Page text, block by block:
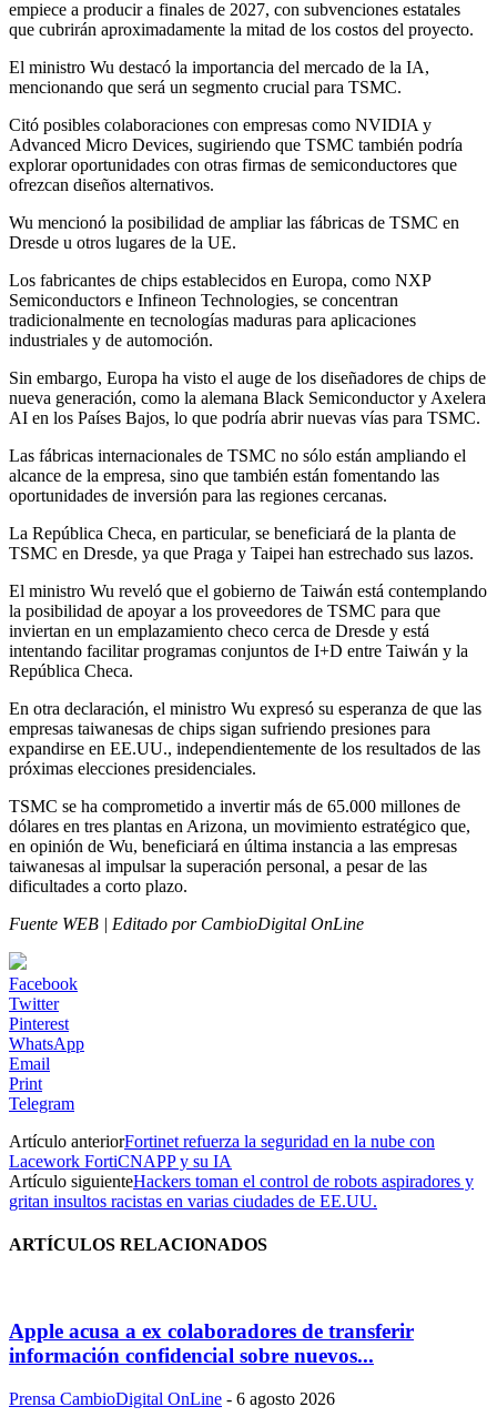
empiece a producir a finales de 2027, con subvenciones estatales
que cubrirán aproximadamente la mitad de los costos del proyecto.
El ministro Wu destacó la importancia del mercado de la IA,
mencionando que será un segmento crucial para TSMC.
Citó posibles colaboraciones con empresas como NVIDIA y
Advanced Micro Devices, sugiriendo que TSMC también podría
explorar oportunidades con otras firmas de semiconductores que
ofrezcan diseños alternativos.
Wu mencionó la posibilidad de ampliar las fábricas de TSMC en
Dresde u otros lugares de la UE.
Los fabricantes de chips establecidos en Europa, como NXP
Semiconductors e Infineon Technologies, se concentran
tradicionalmente en tecnologías maduras para aplicaciones
industriales y de automoción.
Sin embargo, Europa ha visto el auge de los diseñadores de chips de
nueva generación, como la alemana Black Semiconductor y Axelera
AI en los Países Bajos, lo que podría abrir nuevas vías para TSMC.
Las fábricas internacionales de TSMC no sólo están ampliando el
alcance de la empresa, sino que también están fomentando las
oportunidades de inversión para las regiones cercanas.
La República Checa, en particular, se beneficiará de la planta de
TSMC en Dresde, ya que Praga y Taipei han estrechado sus lazos.
El ministro Wu reveló que el gobierno de Taiwán está contemplando
la posibilidad de apoyar a los proveedores de TSMC para que
inviertan en un emplazamiento checo cerca de Dresde y está
intentando facilitar programas conjuntos de I+D entre Taiwán y la
República Checa.
En otra declaración, el ministro Wu expresó su esperanza de que las
empresas taiwanesas de chips sigan sufriendo presiones para
expandirse en EE.UU., independientemente de los resultados de las
próximas elecciones presidenciales.
TSMC se ha comprometido a invertir más de 65.000 millones de
dólares en tres plantas en Arizona, un movimiento estratégico que,
en opinión de Wu, beneficiará en última instancia a las empresas
taiwanesas al impulsar la superación personal, a pesar de las
dificultades a corto plazo.
Fuente WEB | Editado por CambioDigital OnLine
Facebook
Twitter
Pinterest
WhatsApp
Email
Print
Telegram
Artículo anteriorFortinet refuerza la seguridad en la nube con
Lacework FortiCNAPP y su IA
Artículo siguienteHackers toman el control de robots aspiradores y
gritan insultos racistas en varias ciudades de EE.UU.
ARTÍCULOS RELACIONADOS
Apple acusa a ex colaboradores de transferir
información confidencial sobre nuevos...
Prensa CambioDigital OnLine - 6 agosto 2026